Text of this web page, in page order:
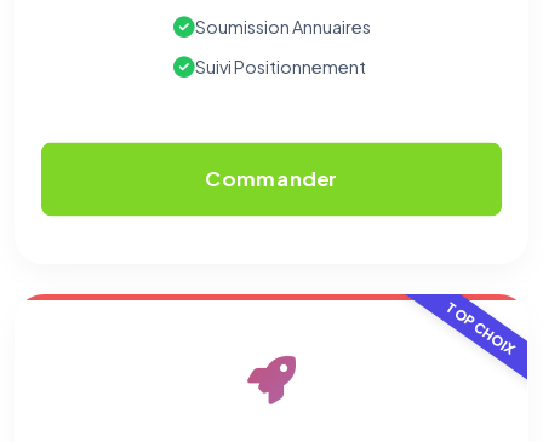
Soumission Annuaires
Suivi Positionnement
Commander
TOP CHOIX